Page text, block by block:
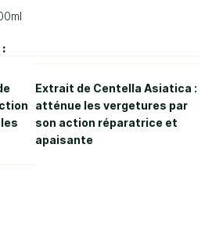
:
Extrait de Centella Asiatica :
atténue les vergetures par
son action réparatrice et
apaisante